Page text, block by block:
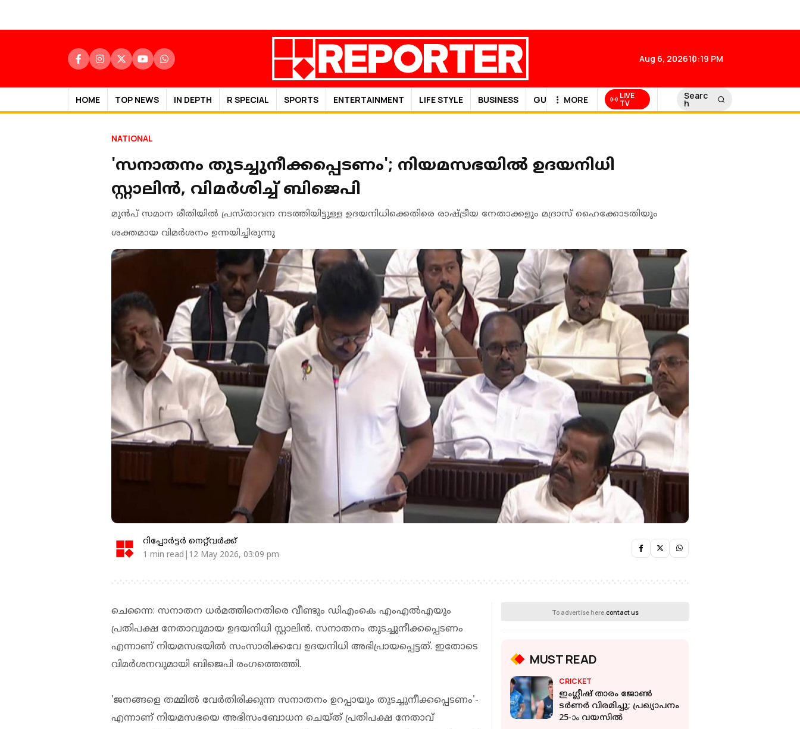
Aug 6, 202610:19 PM
HOME TOP NEWS IN DEPTH R SPECIAL SPORTS ENTERTAINMENT LIFE STYLE BUSINESS GULF NEWS
MORE LIVE
TV
Searc
h
NATIONAL
'സനാതനം തുടച്ചുനീക്കപ്പെടണം'; നിയമസഭയിൽ ഉദയനിധി
സ്റ്റാലിൻ, വിമർശിച്ച് ബിജെപി
മുൻപ് സമാന രീതിയിൽ പ്രസ്താവന നടത്തിയിട്ടുള്ള ഉദയനിധിക്കെതിരെ രാഷ്ട്രീയ നേതാക്കളും മദ്രാസ് ഹൈക്കോടതിയും
ശക്തമായ വിമർശനം ഉന്നയിച്ചിരുന്നു
റിപ്പോർട്ടർ നെറ്റ്‌വര്‍ക്ക്‌
1 min read|12 May 2026, 03:09 pm
ചെന്നൈ: സനാതന ധർമത്തിനെതിരെ വീണ്ടും ഡിഎംകെ എംഎൽഎയും
പ്രതിപക്ഷ നേതാവുമായ ഉദയനിധി സ്റ്റാലിൻ. സനാതനം തുടച്ചുനീക്കപ്പെടണം
എന്നാണ് നിയമസഭയിൽ സംസാരിക്കവേ ഉദയനിധി അഭിപ്രായപ്പെട്ടത്. ഇതോടെ
വിമർശനവുമായി ബിജെപി രംഗത്തെത്തി.
'ജനങ്ങളെ തമ്മിൽ വേർതിരിക്കുന്ന സനാതനം ഉറപ്പായും തുടച്ചുനീക്കപ്പെടണം'-
എന്നാണ് നിയമസഭയെ അഭിസംബോധന ചെയ്ത് പ്രതിപക്ഷ നേതാവ്
To advertise here, contact us
MUST READ
CRICKET
ഇംഗ്ലീഷ് താരം ജോൺ
ടർണർ വിരമിച്ചു; പ്രഖ്യാപനം
25-ാം വയസിൽ